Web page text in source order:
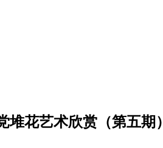
花艺术欣赏（第五期）